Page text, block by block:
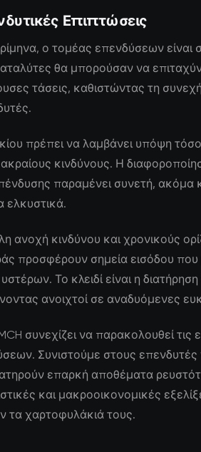
Επιπτώσεις
ο τομέας επενδύσεων είναι
θα μπορούσαν να
τάσεις, καθιστώντας τη
πρέπει να λαμβάνει υπόψη
κινδύνους. Η
παραμένει συνετή, ακόμα
ελκυστικά.
ανοχή κινδύνου και χρονικούς
προσφέρουν σημεία εισόδου που
Το κλειδί είναι η
ανοιχτοί σε αναδυόμενες
συνεχίζει να παρακολουθεί τις
Συνιστούμε στους επενδυτές
επαρκή αποθέματα
και μακροοικονομικές
τα χαρτοφυλάκιά τους.